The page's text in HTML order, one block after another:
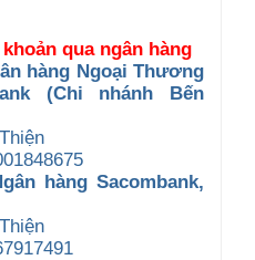
qua ngân hàng
hàng Ngoại Thương
(Chi nhánh Bến
hàng Sacombank,